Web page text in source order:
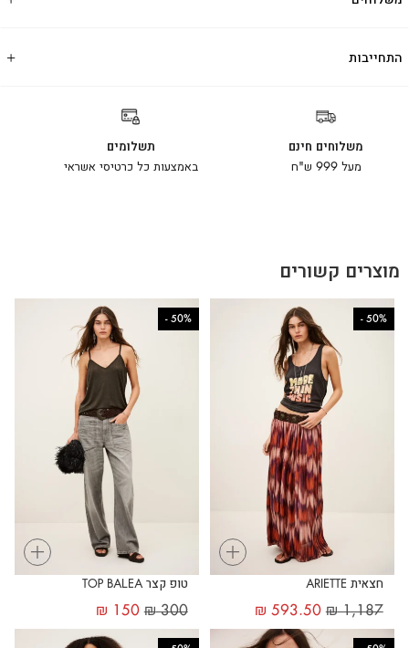
התחייבות
משלוחים חינם
מעל 999 ש"ח
תשלומים
באמצעות כל כרטיסי אשראי
מוצרים קשורים
+
50%
-
חצאית ARIETTE
₪1,187
₪ 593.50
+
50%
-
טופ קצר TOP BALEA
₪300
₪ 150